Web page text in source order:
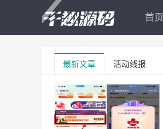
首页
最新文章 活动线报